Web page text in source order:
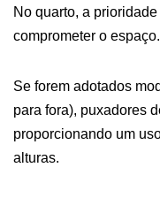
No quarto, a
comprometer o espaço.
Se forem adotados
para fora), puxadores
proporcionando um
alturas.